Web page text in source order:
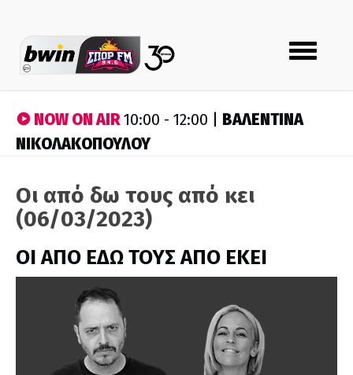
Toggle
navigation
NOW ON AIR10:00 - 12:00 | ΒΑΛΕΝΤΙΝΑ
ΝΙΚΟΛΑΚΟΠΟΥΛΟΥ
Οι από δω τους από κει
(06/03/2023)
ΟΙ ΑΠΟ ΕΔΩ ΤΟΥΣ ΑΠΟ ΕΚΕΙ